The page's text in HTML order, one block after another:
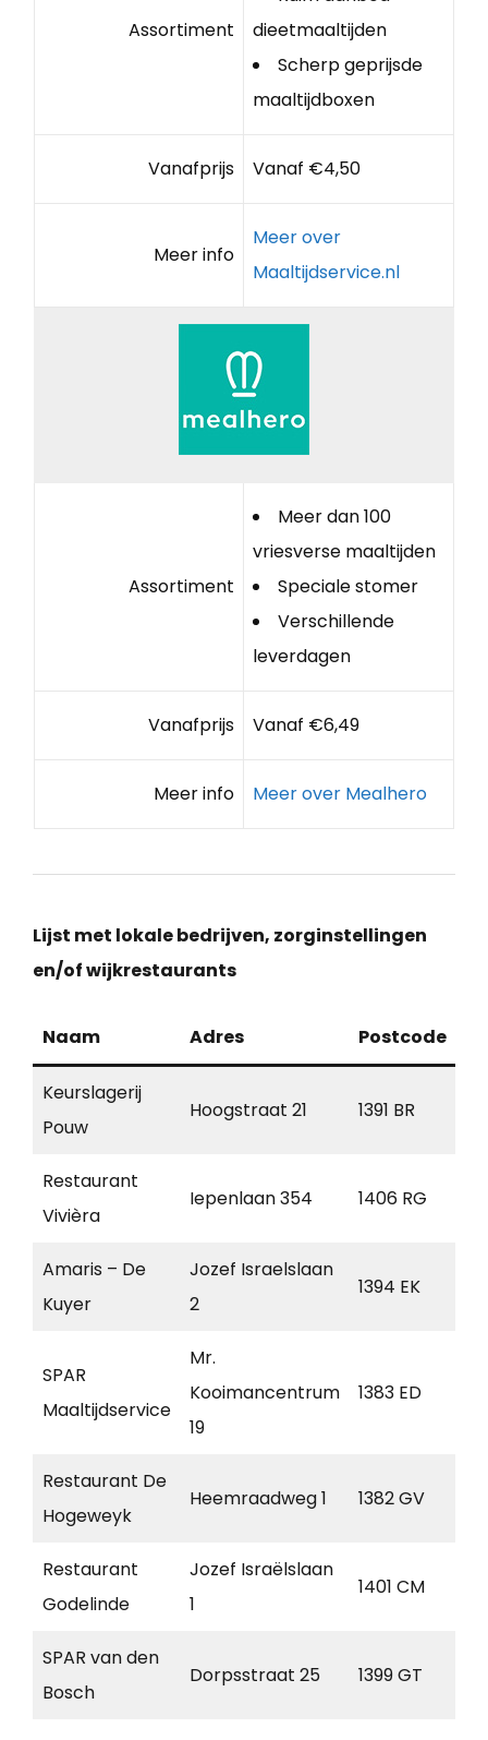
Assortiment
dieetmaaltijden
Scherp geprijsde
maaltijdboxen
Vanafprijs Vanaf €4,50
Meer info
Meer over
Maaltijdservice.nl
Assortiment
Meer dan 100
vriesverse maaltijden
Speciale stomer
Verschillende
leverdagen
Vanafprijs Vanaf €6,49
Meer info Meer over Mealhero
Lijst met lokale bedrijven, zorginstellingen
en/of wijkrestaurants
Naam Adres Postcode
Keurslagerij
Pouw
Hoogstraat 21 1391 BR
Restaurant
Vivièra
Iepenlaan 354 1406 RG
Amaris – De
Kuyer
Jozef Israelslaan
2
1394 EK
SPAR
Maaltijdservice
Mr.
Kooimancentrum
19
1383 ED
Restaurant De
Hogeweyk
Heemraadweg 1 1382 GV
Restaurant
Godelinde
Jozef Israëlslaan
1
1401 CM
SPAR van den
Bosch
Dorpsstraat 25 1399 GT